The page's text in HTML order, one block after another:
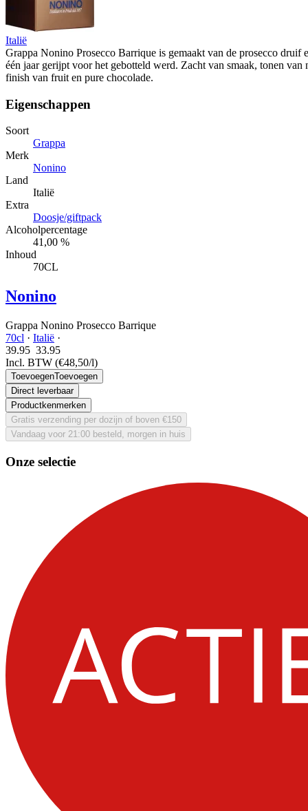
Italië
Grappa Nonino Prosecco Barrique is gemaakt van de prosecco druif
één jaar gerijpt voor het gebotteld werd. Zacht van smaak, tonen van
finish van fruit en pure chocolade.
Eigenschappen
Soort
Grappa
Merk
Nonino
Land
Italië
Extra
Doosje/giftpack
Alcoholpercentage
41,00 %
Inhoud
70CL
Nonino
Grappa Nonino Prosecco Barrique
70cl · Italië ·
39.95 33.95
Incl. BTW (€48,50/l)
ToevoegenToevoegen
Direct leverbaar
Productkenmerken
Gratis verzending per dozijn of boven €150
Vandaag voor 21:00 besteld, morgen in huis
Onze selectie